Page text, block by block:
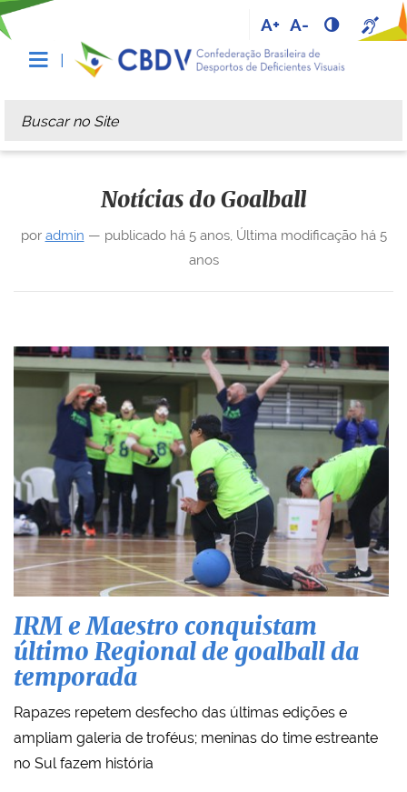
A+ A-
Busca
Busca Avançada…
Notícias do Goalball
por admin — publicado há 5 anos, Última modificação há 5
anos
IRM e Maestro conquistam
último Regional de goalball da
temporada
Rapazes repetem desfecho das últimas edições e
ampliam galeria de troféus; meninas do time estreante
no Sul fazem história